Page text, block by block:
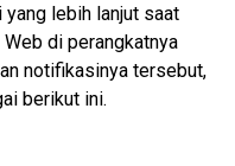
yang lebih lanjut saat
di perangkatnya
notifikasinya tersebut,
berikut ini.